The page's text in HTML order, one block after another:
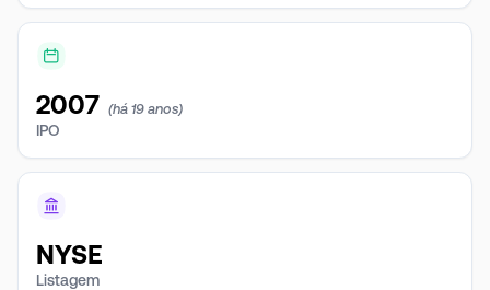
2007 (há 19 anos)
IPO
NYSE
Listagem